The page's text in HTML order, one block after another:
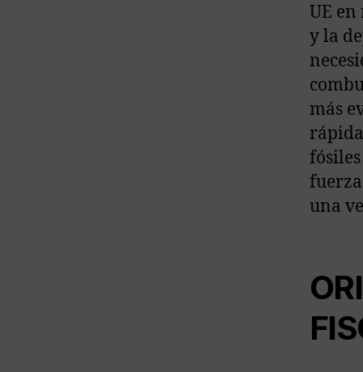
UE
y la
más
una